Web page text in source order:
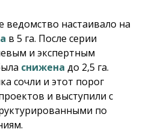
ведомство настаивало на
в 5 га. После серии
и экспертным
снижена до 2,5 га.
сочли и этот порог
и выступили с
по